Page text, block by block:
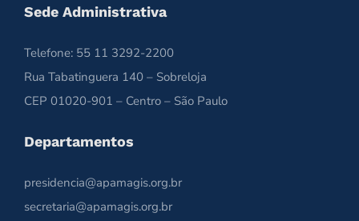
Sede Administrativa
Telefone: 55 11 3292-2200
Rua Tabatinguera 140 – Sobreloja
CEP 01020-901 – Centro – São Paulo
Departamentos
presidencia@apamagis.org.br
secretaria@apamagis.org.br